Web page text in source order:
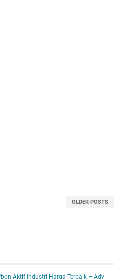
OLDER POSTS
Aktif Industri Harga Terbaik – Ady